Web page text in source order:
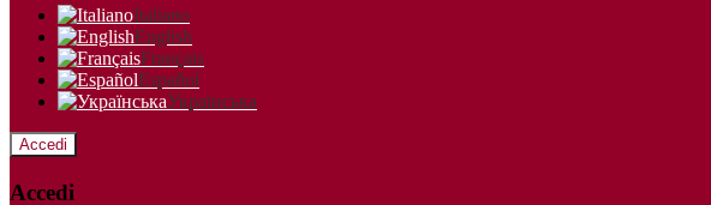
Italiano
English
Français
Español
Українська
Accedi
Accedi